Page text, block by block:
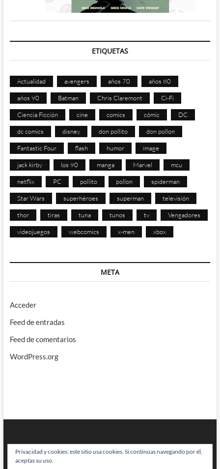
ETIQUETAS
Actualidad avengers años 70 años 80
años 90 Batman Chris Claremont Ci-Fi
Ciencia Ficción cine comics cómic DC
dc comics disney don pollito don pollon
Fantastic Four flash humor image
jack kirby los 90 manga Marvel mcu
netflix PC pollito pollon spiderman
Star Wars superhéroes superman televisión
thor tiras tuna tunos tv Vengadores
videojuegos webcomics x-men xbox
META
Acceder
Feed de entradas
Feed de comentarios
WordPress.org
Privacidad y cookies: este sitio usa cookies. Si continúas navegando por él,
aceptas su uso.